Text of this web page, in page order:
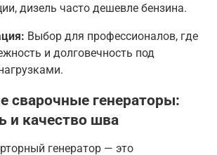
дизель часто дешевле бензина.
Выбор для профессионалов, где
и долговечность под
сварочные генераторы:
и качество шва
генератор — это